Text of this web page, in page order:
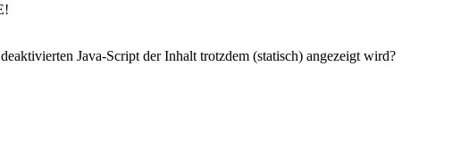
Java-Script der Inhalt trotzdem (statisch) angezeigt wird?